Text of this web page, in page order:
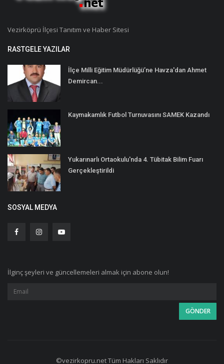
Vezirköprü İlçesi Tanıtım ve Haber Sitesi
RASTGELE YAZILAR
İlçe Milli Eğitim Müdürlüğü’ne Havza'dan Ahmet
Demircan...
Kaymakamlık Futbol Turnuvasını SAMEK Kazandı
Yukarınarlı Ortaokulu'nda 4. Tübitak Bilim Fuarı
Gerçekleştirildi
SOSYAL MEDYA
İlginç şeyleri ve güncellemeleri almak için abone olun!
©vezirkopru.net Tüm Hakları Saklıdır